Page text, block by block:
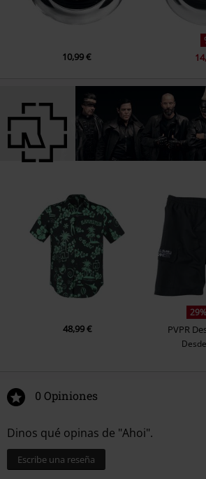
10,99 €
48,99 € PVPR
0 Opiniones
Dinos qué opinas de "Ahoi".
Escribe una reseña